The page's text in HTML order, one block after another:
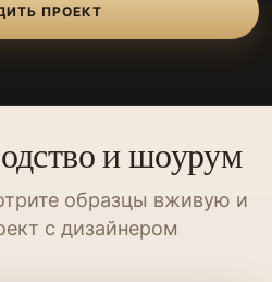
ПРОЕКТ
и шоурум
образцы вживую и
с дизайнером